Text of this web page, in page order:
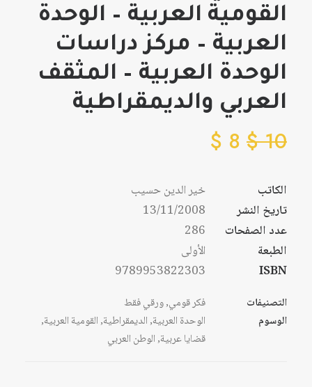
القومية العربية – الوحدة
العربية – مركز دراسات
الوحدة العربية – المثقف
العربي والديمقراطية
10
$
8
$
الكاتب
خير الدين حسيب
تاريخ النشر
13/11/2008
عدد الصفحات
286
الطبعة
الأولى
ISBN
9789953822303
التصنيفات فكر قومي,ورقي فقط
الوسوم
الوحدة العربية,الديمقراطية,القومية العربية,
قضايا عربية,الوطن العربي